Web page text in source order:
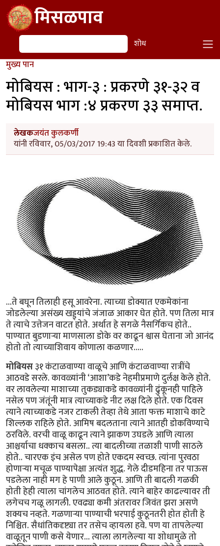
Skip to main contentमिसळपाव
शोध शोध
मुख्य पान
मोबियस : भाग-३ : प्रकरणे ३१-३२ व
मोबियस भाग :४ प्रकरण ३३ समाप्त.
लेखकजयंत कुलकर्णी
यांनी रविवार, 05/03/2017 19:43 या दिवशी प्रकाशित केले.
...ते बघून तिलाही हसू आवरेना. त्याच्या डोक्यात एकमेकांना
जोडलेल्या असंख्य खड्ड्यांचे जंजाळ आकार घेत होते. पण तिला मात्र
ते त्याचे उत्तेजन वाटत होते. अर्थात हे सगळे नैसर्गिकच होते..
पाण्यात बुडणार्‍या माणसाला डोके वर काढून श्वास घेताना जो आनंद
होतो तो त्याच्याशिवाय कोणाला कळणार.....
मोबियस३१ कंटाळवाण्या वाळूचे आणि कंटाळवाण्या रात्रींचे
आठवडे सरले. कावळ्यांनी ‘आशा’कडे नेहमीप्रमाणे दुर्लक्ष केले होते.
वर लावलेल्या माशाच्या तुकड्याकडे कावळ्यांनी ढुंकूनही पाहिले
नसेल पण जंतूंनी मात्र त्याच्याकडे नीट लक्ष दिले होते. एक दिवस
त्याने त्याच्याकडे नजर टाकली तेव्हा तेथे आता फक्त माशाचे काटे
शिल्लक राहिले होते. आमिष बदलताना त्याने आतही डोकविण्याचे
ठरविले. वरची वाळू काढून त्याने झाकण उघडले आणि त्याला
आश्चर्याचा धक्काच बसला.. त्या बादलीच्या तळाशी पाणी साठले
होते.. चारएक इंच असेल पण होते एकदम स्वच्छ. त्यांना पुरवठा
होणार्‍या मचूळ पाण्यापेक्षा अत्यंत शुद्ध. गेले दीडमहिना तर पाऊस
पडलेला नाही मग हे पाणी आले कुठून. आणि ती बादली गळकी
होती हेही त्याला चांगलेच आठवत होते. त्याने बाहेर काढल्यावर ती
लगेचच गळू लागली. एवढ्या कमी अंतरावर जिवंत झरा असणे
शक्यच नव्हते. गळणार्‍या पाण्याची भरपाई कुठूनतरी होत होती हे
निश्चित. सैधांतिकदृष्ट्या तर तसेच व्हायला हवे. पण या तापलेल्या
वाळूतून पाणी कसे येणार... त्याला लागलेल्या या शोधामुळे तो